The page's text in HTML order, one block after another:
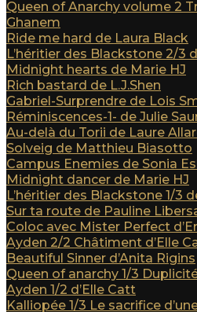
Queen of Anarchy volume 2
Ghanem
Ride me hard de Laura Black
L’héritier des Blackstone 2/3
Midnight hearts de Marie HJ
Rich bastard de L.J.Shen
Gabriel-Surprendre de Lois
Réminiscences-1- de Julie
Au-delà du Torii de Laure
Solveig de Matthieu Biasotto
Campus Enemies de Sonia
Midnight dancer de Marie HJ
L’héritier des Blackstone 1/3
Sur ta route de Pauline
Coloc avec Mister Perfect
Ayden 2/2 Châtiment d’Elle
Beautiful Sinner d’Anita Rigins
Queen of anarchy 1/3
Ayden 1/2 d’Elle Catt
Kalliopée 1/3 Le sacrifice